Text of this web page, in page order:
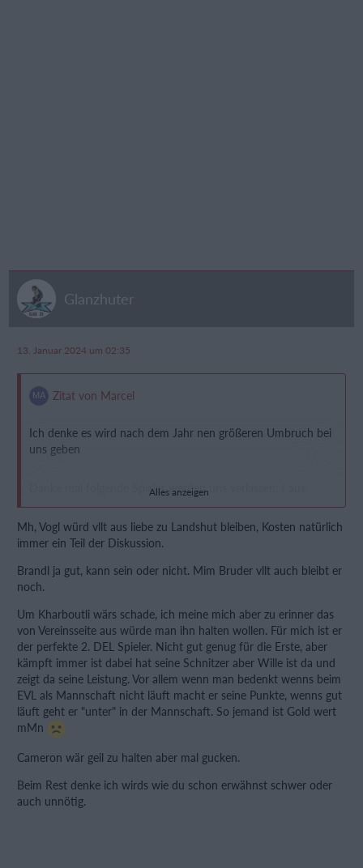
Glanzhuter
13. Januar 2024 um 02:35
Zitat von Marcel
Ich denke es wird nach dem Jahr nen größeren Umbruch bei
uns geben
Danke mal folgende Spieler werden uns verlassen: ( aus
Altersgründen )
Vogl
Brückner
Pageau
Brandl
Zucker
Cameron
können
Alles anzeigen
Mh, Vogl würd vllt aus liebe zu Landshut bleiben, Kosten natürlich
immer ein Teil der Diskussion.
Brandl ja gut, kann sein oder nicht. Mim Bruder vllt auch bleibt er
noch.
Um Kharboutli wärs schade, ich meine mich aber zu erinner das
von Vereinsseite aus würde man ihn halten wollen. Für mich ist er
der perfekte 2. DEL Spieler. Nicht gut genug für die Erste, aber
kämpft immer ist dabei hat seine Schnitzer aber Wille ist da und
zeigt da seine Leistung. Vor allem wenn man bedenkt wenns beim
EVL als Mannschaft nicht läuft macht er seine Punkte, wenns gut
läuft geht er "unter" in der Mannschaft. So jemand ist Gold wert
mMn
Cameron wär geil zu halten aber mal gucken.
Beim Rest denke ich wirds wie du schon erwähnst schwer oder
auch unnötig.